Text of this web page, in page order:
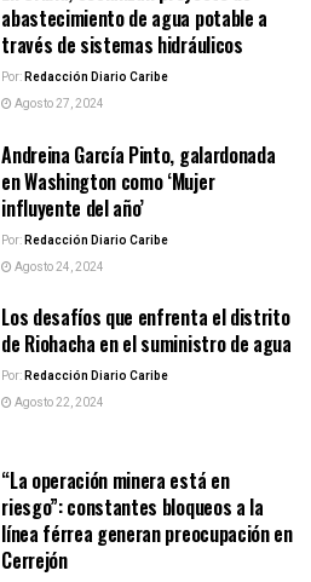
abastecimiento de agua potable a
través de sistemas hidráulicos
Por:Redacción Diario Caribe
Agosto 27, 2024
Andreina García Pinto, galardonada
en Washington como ‘Mujer
influyente del año’
Por:Redacción Diario Caribe
Agosto 24, 2024
Los desafíos que enfrenta el distrito
de Riohacha en el suministro de agua
Por:Redacción Diario Caribe
Agosto 22, 2024
“La operación minera está en
riesgo”: constantes bloqueos a la
línea férrea generan preocupación en
Cerrejón